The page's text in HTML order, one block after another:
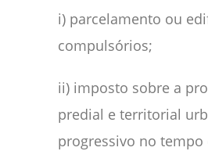
i) parcelamento ou
compulsórios;
ii) imposto sobre a
predial e territorial
progressivo no tempo